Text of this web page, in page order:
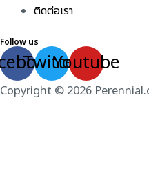
ติดต่อเรา
Follow us
TwitterYoutube
Copyright © 2026